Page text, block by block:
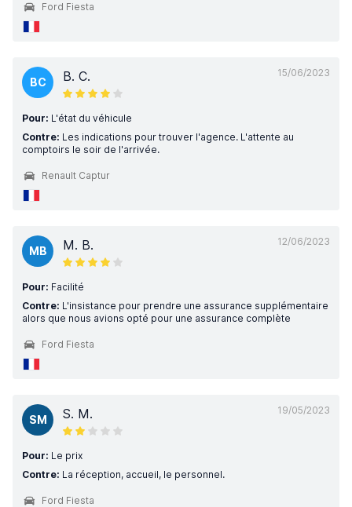
Ford Fiesta
15/06/2023
BC B. C.
Pour: L'état du véhicule
Contre: Les indications pour trouver l'agence. L'attente au
comptoirs le soir de l'arrivée.
Renault Captur
12/06/2023
MB M. B.
Pour: Facilité
Contre: L'insistance pour prendre une assurance supplémentaire
alors que nous avions opté pour une assurance complète
Ford Fiesta
19/05/2023
SM S. M.
Pour: Le prix
Contre: La réception, accueil, le personnel.
Ford Fiesta